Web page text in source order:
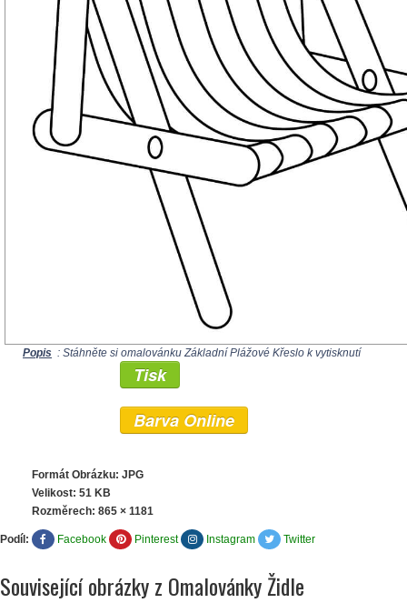
Popis : Stáhněte si omalovánku Základní Plážové Křeslo k vytisknutí
Tisk
Barva Online
Formát Obrázku: JPG
Velikost: 51 KB
Rozměrech: 865 × 1181
Podíl: Facebook Pinterest Instagram Twitter
Související obrázky z Omalovánky Židle